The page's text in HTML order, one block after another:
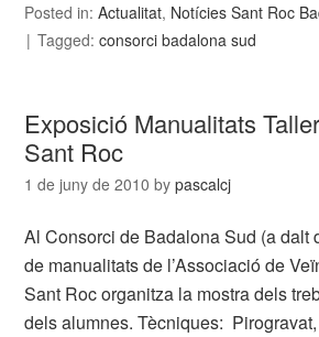
Posted in:Actualitat, Notícies Sant Roc
Tagged:consorci badalona sud
Exposició Manualitats
Sant Roc
1 de juny de 2010 bypascalcj
Al Consorci de Badalona Sud (a dalt
de manualitats de l’Associació de
Sant Roc organitza la mostra dels
dels alumnes. Tècniques: